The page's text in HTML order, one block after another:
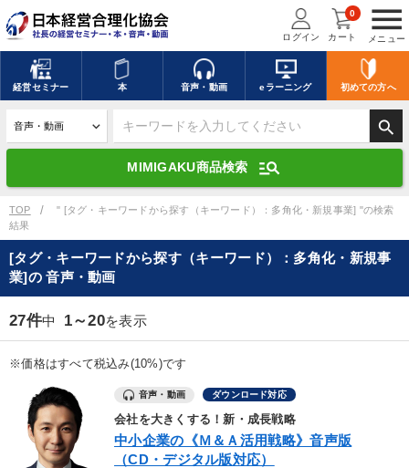
menu
メニュー
ログイン カート
0
経営セミナー 本 音声・動画 eラーニング 初めての方へ
search
MIMIGAKU商品検索 manage_search
キーワードを入力して探す
デジタル版対応のみ検索結果に表示する
search 上記の条件で検索
mic 講演収録物を探す
ます
カテゴリー
優秀各社の智恵と戦略 事業家のロマンと経営
若手異才経営者の発想 専門家のアドバイス
TOP
" [タグ・キーワードから探す（キーワード）：多角化・新規事業] "の検索
結果
[タグ・キーワードから探す（キーワード）：多角化・新規事
業]の 音声・動画
27件中 1～20を表示
※価格はすべて税込み(10%)です
音声・動画 ダウンロード対応
会社を大きくする！新・成長戦略
中小企業の《Ｍ＆Ａ活用戦略》音声版
（CD・デジタル版対応）